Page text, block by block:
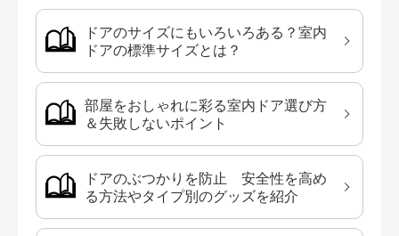
ドアのサイズにもいろいろある？室内
ドアの標準サイズとは？
部屋をおしゃれに彩る室内ドア選び方
＆失敗しないポイント
ドアのぶつかりを防止 安全性を高め
る方法やタイプ別のグッズを紹介